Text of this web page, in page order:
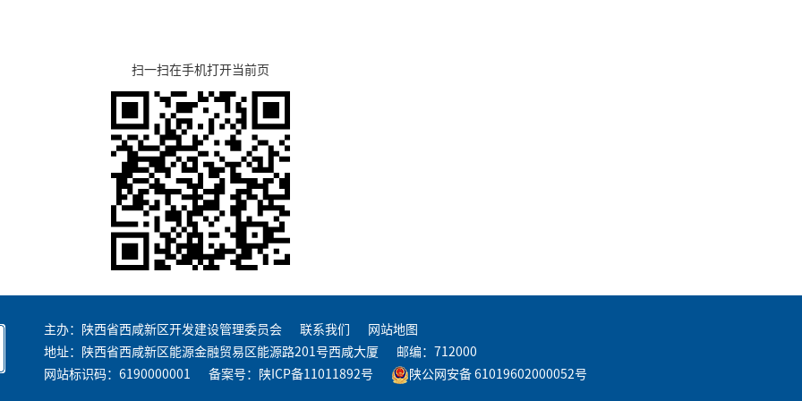
扫一扫在手机打开当前页
主办：陕西省西咸新区开发建设管理委员会 联系我们
网站地图
地址：陕西省西咸新区能源金融贸易区能源路201号西咸大厦
邮编：712000
网站标识码：6190000001
备案号： 陕ICP备11011892号 陕公网安备 61019602000052号